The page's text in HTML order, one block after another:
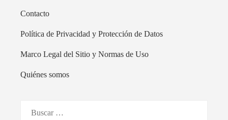
Contacto
Política de Privacidad y Protección de Datos
Marco Legal del Sitio y Normas de Uso
Quiénes somos